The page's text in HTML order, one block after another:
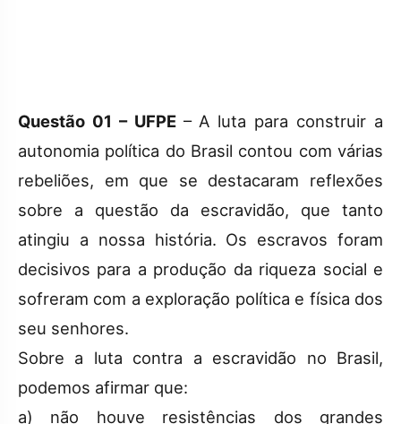
Questão 01 – UFPE – A luta para construir a
autonomia política do Brasil contou com várias
rebeliões, em que se destacaram reflexões
sobre a questão da escravidão, que tanto
atingiu a nossa história. Os escravos foram
decisivos para a produção da riqueza social e
sofreram com a exploração política e física dos
seu senhores.
Sobre a luta contra a escravidão no Brasil,
podemos afirmar que:
a) não houve resistências dos grandes